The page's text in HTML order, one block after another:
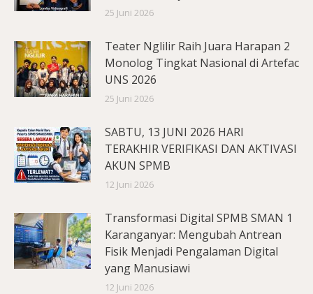
25 Juni 2026
Teater Nglilir Raih Juara Harapan 2
Monolog Tingkat Nasional di Artefac
UNS 2026
25 Juni 2026
SABTU, 13 JUNI 2026 HARI
TERAKHIR VERIFIKASI DAN AKTIVASI
AKUN SPMB
12 Juni 2026
Transformasi Digital SPMB SMAN 1
Karanganyar: Mengubah Antrean
Fisik Menjadi Pengalaman Digital
yang Manusiawi
12 Juni 2026